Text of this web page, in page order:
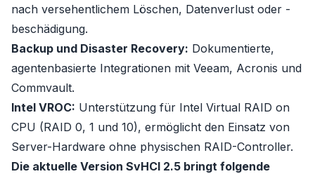
nach versehentlichem Löschen, Datenverlust oder -
beschädigung.
Backup und Disaster Recovery: Dokumentierte,
agentenbasierte Integrationen mit Veeam, Acronis und
Commvault.
Intel VROC: Unterstützung für Intel Virtual RAID on
CPU (RAID 0, 1 und 10), ermöglicht den Einsatz von
Server-Hardware ohne physischen RAID-Controller.
Die aktuelle Version SvHCI 2.5 bringt folgende